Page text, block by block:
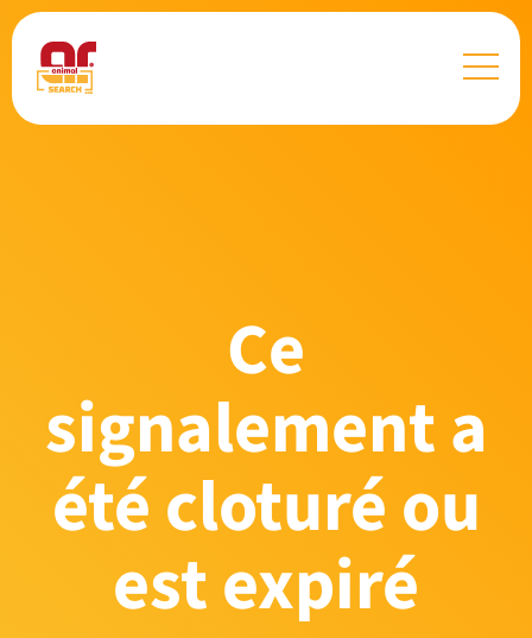
Ce
signalement a
été cloturé ou
est expiré